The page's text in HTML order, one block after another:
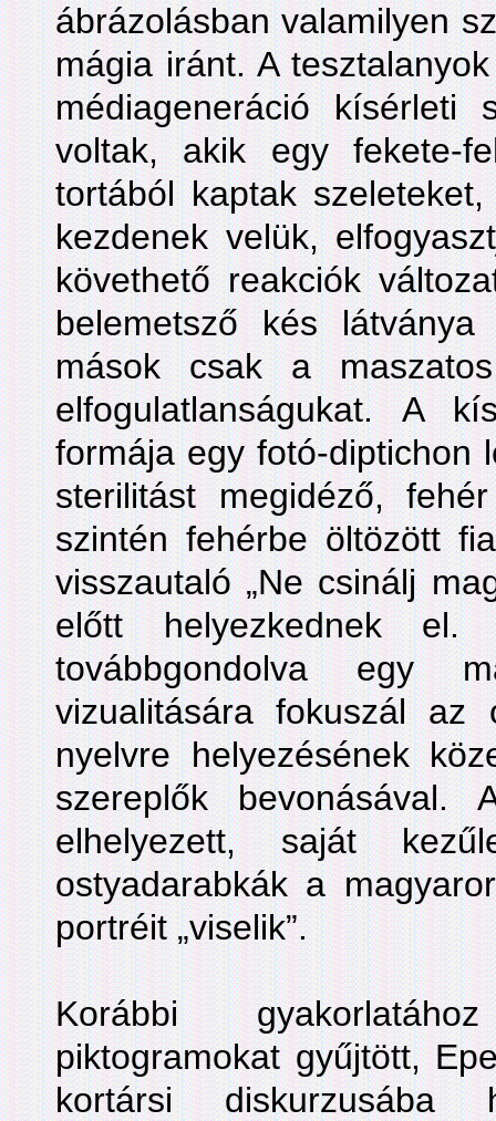
ábrázolásban valamilyen
mágia iránt. A
médiageneráció kísérleti
voltak, akik egy fekete-
tortából kaptak
kezdenek velük,
követhető reakciók
belemetsző kés látványa
mások csak a
elfogulatlanságukat. A
formája egy fotó-diptichon
sterilitást megidéző,
szintén fehérbe öltözött
visszautaló „Ne csinálj
előtt helyezkednek el.
továbbgondolva egy
vizualitására fokuszál az
nyelvre helyezésének
szereplők bevonásával.
elhelyezett, saját
ostyadarabkák a
portréit „viselik”.
Korábbi
piktogramokat gyűjtött,
kortársi